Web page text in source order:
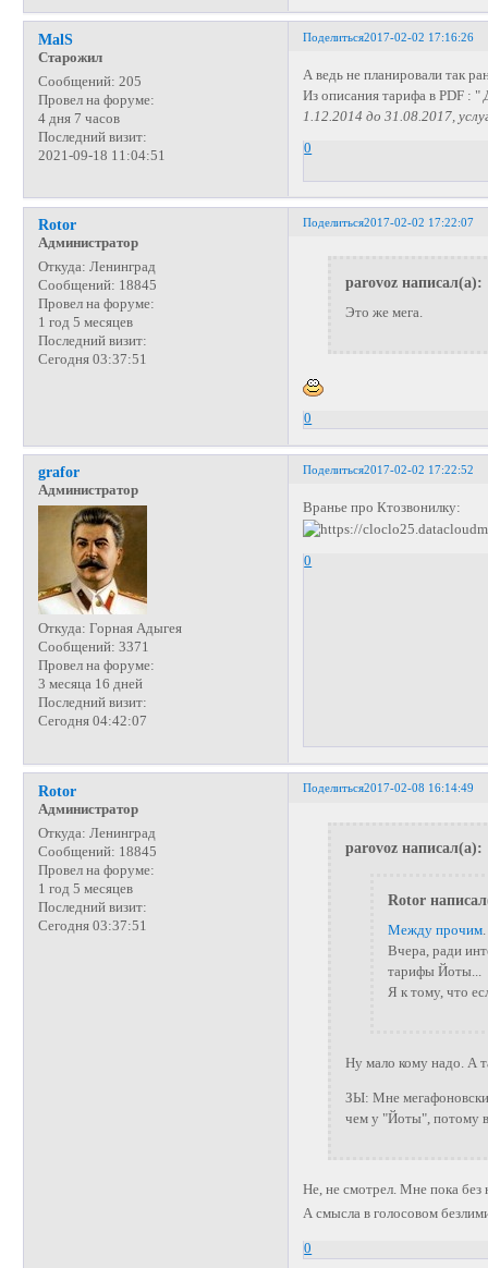
Поделиться2017-02-02 17:16:26
MalS
Старожил
Сообщений: 205
Провел на форуме:
4 дня 7 часов
Последний визит:
2021-09-18 11:04:51
А ведь не планировали так
Из описания тарифа в PDF : "
1.12.2014 до 31.08.2017,
0
Поделиться2017-02-02 17:22:07
Rotor
Администратор
Откуда: Ленинград
Сообщений: 18845
Провел на форуме:
1 год 5 месяцев
Последний визит:
Сегодня 03:37:51
parovoz написал(а):
Это же мега.
0
Поделиться2017-02-02 17:22:52
grafor
Администратор
Откуда: Горная Адыгея
Сообщений: 3371
Провел на форуме:
3 месяца 16 дней
Последний визит:
Сегодня 04:42:07
Вранье про Ктозвонилку:
0
Поделиться2017-02-08 16:14:49
Rotor
Администратор
Откуда: Ленинград
Сообщений: 18845
Провел на форуме:
1 год 5 месяцев
Последний визит:
Сегодня 03:37:51
parovoz написал(а):
Rotor
Между прочим.
Вчера, ради
тарифы Йоты...
Я к тому, что
Ну мало кому надо. А
ЗЫ: Мне
чем у "Йоты", потому
Не, не смотрел. Мне пока без
А смысла в голосовом
0